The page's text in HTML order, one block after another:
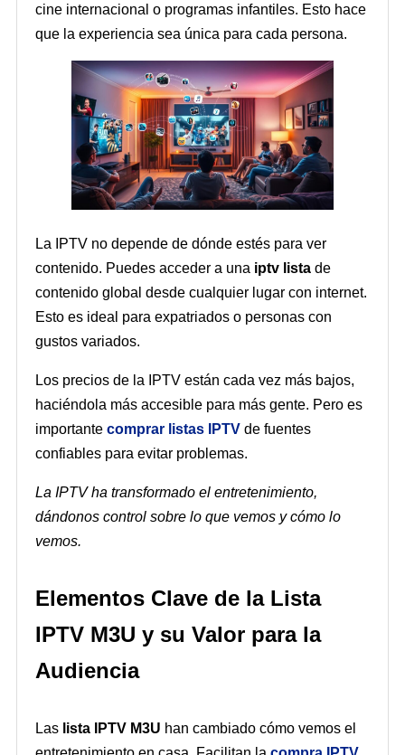
cine internacional o programas infantiles. Esto hace
que la experiencia sea única para cada persona.
La IPTV no depende de dónde estés para ver
contenido. Puedes acceder a una iptv lista de
contenido global desde cualquier lugar con internet.
Esto es ideal para expatriados o personas con
gustos variados.
Los precios de la IPTV están cada vez más bajos,
haciéndola más accesible para más gente. Pero es
importante comprar listas IPTV de fuentes
confiables para evitar problemas.
La IPTV ha transformado el entretenimiento,
dándonos control sobre lo que vemos y cómo lo
vemos.
Elementos Clave de la Lista
IPTV M3U y su Valor para la
Audiencia
Las lista IPTV M3U han cambiado cómo vemos el